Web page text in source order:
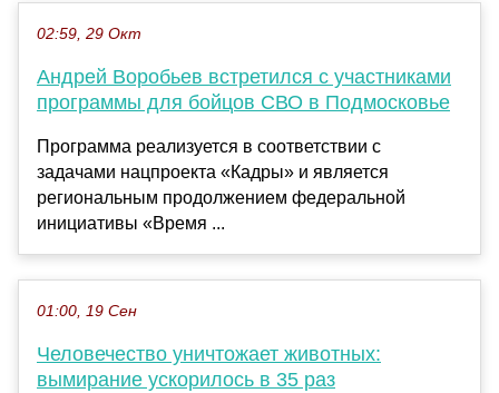
02:59, 29 Окт
Андрей Воробьев встретился с участниками
программы для бойцов СВО в Подмосковье
Программа реализуется в соответствии с
задачами нацпроекта «Кадры» и является
региональным продолжением федеральной
инициативы «Время ...
01:00, 19 Сен
Человечество уничтожает животных:
вымирание ускорилось в 35 раз